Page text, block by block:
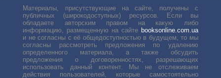
Материалы, присутствующие на сайте, получены с
публичных (широкодоступных) ресурсов. Если вы
обладаете авторским правом на какую либо
информацию, размещенную на сайте booksonline.com.ua
и не согласны с её общедоступностью в будущем, то мы
согласны рассмотреть предложения по удалению
определенного материала, а также обсудить
предложения о договоренностях, разрешающих
использовать данный контент. Мы не отслеживаем
действия пользователей, которые самостоятельно